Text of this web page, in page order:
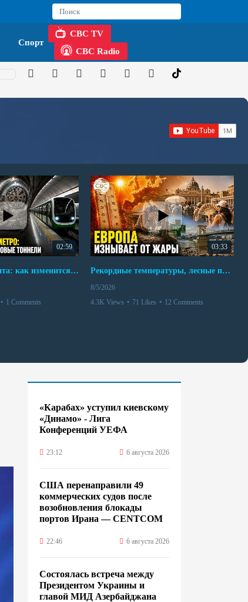
Спорт
CBC TV
CBC Radio
02:59
10 месяцев ремонта: как изменится работа Бакинского метро с 15 августа
• 1 Comments
03:33
Рекордные температуры, лесные пожары и красный уровень опасности
8/5/2026
4.3K Views • 71 Likes • 12 Comments
«Карабах» уступил киевскому
«Динамо» - Лига
Конференций УЕФА
23:12 6 августа 2026
США перенаправили 49
коммерческих судов после
возобновления блокады
портов Ирана — CENTCOM
22:46 6 августа 2026
Состоялась встреча между
Президентом Украины и
главой МИД Азербайджана